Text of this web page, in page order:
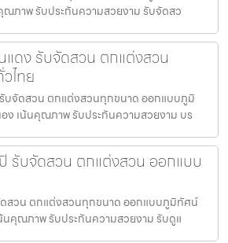
ณภาพ รับประกันความสวยงาม รับจัดสว
ดง รับจัดสวน ตกแต่งสวน
ไทย
บจัดสวน ตกแต่งสวนทุกขนาด ออกแบบภูมิ
ง เน้นคุณภาพ รับประกันความสวยงาม บร
รับจัดสวน ตกแต่งสวน ออกแบบ
สวน ตกแต่งสวนทุกขนาด ออกแบบภูมิทัศน์
นคุณภาพ รับประกันความสวยงาม รับดูแ